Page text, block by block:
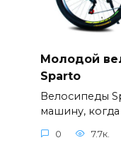
Молодой
Sparto
Велосипеды
машину, когда
0 7.7к.